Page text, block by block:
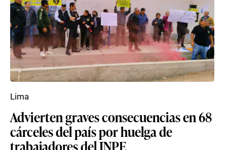
Advierten graves consecuencias en 68
cárceles del país por huelga de
trabajadores del INPE
Lima